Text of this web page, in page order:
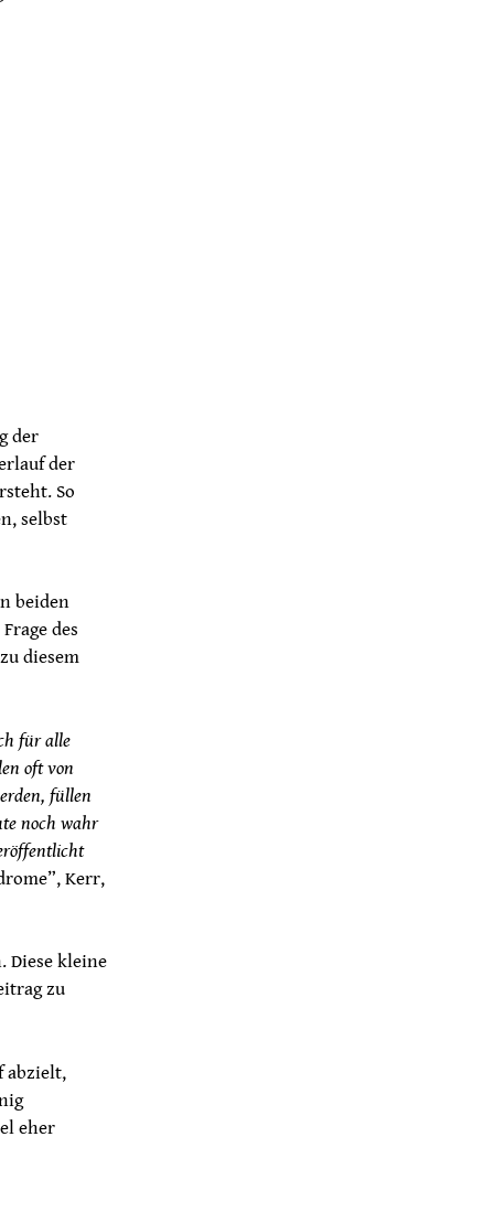
der
der
So
selbst
beiden
des
diesem
für alle
oft von
füllen
noch wahr
Kerr,
Diese kleine
zu
abzielt,
eher